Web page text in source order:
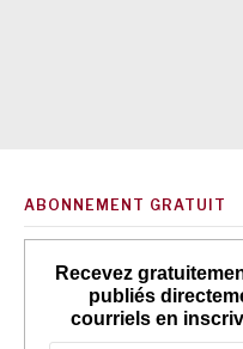
ABONNEMENT GRATUIT
Recevez
publiés
courriels en